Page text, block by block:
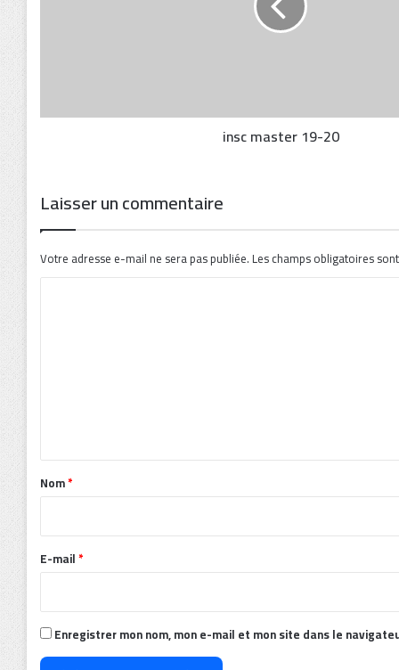
insc master 19-20
Laisser un commentaire
Votre adresse e-mail ne sera pas publiée. Les champs obligatoires
a
i
r
e
Nom*
E-mail*
Enregistrer mon nom, mon e-mail et mon site dans le